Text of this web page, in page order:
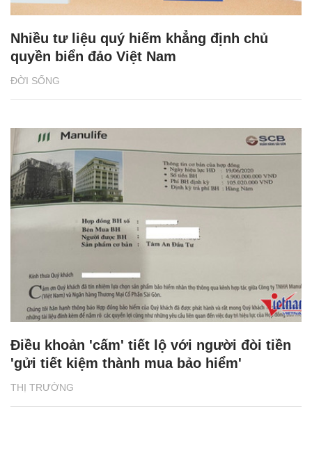
ĐỜI SỐNG
Nhiều tư liệu quý hiếm khẳng định chủ
quyền biển đảo Việt Nam
THỊ TRƯỜNG
Điều khoản 'cấm' tiết lộ với người đòi tiền
'gửi tiết kiệm thành mua bảo hiểm'